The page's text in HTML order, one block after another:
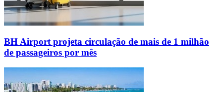
BH Airport projeta circulação de mais de 1 milhão
de passageiros por mês